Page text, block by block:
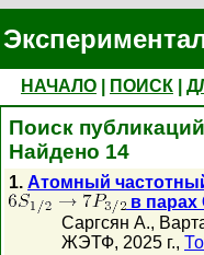
НАЧАЛО ПОИСК
Поиск
Найдено 14
1. Атомный
в парах
Саргсян А.,
ЖЭТФ, 2025 г.,